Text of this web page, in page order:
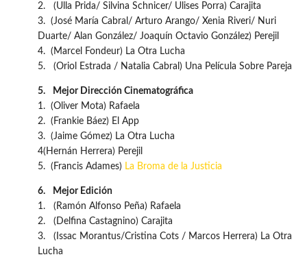
2. (Ulla Prida/ Silvina Schnicer/ Ulises Porra) Carajita
3. (José María Cabral/ Arturo Arango/ Xenia Riveri/ Nuri
Duarte/ Alan González/ Joaquín Octavio González) Perejil
4. (Marcel Fondeur) La Otra Lucha
5. (Oriol Estrada / Natalia Cabral) Una Película Sobre Pareja
5.
Mejor Dirección Cinematográfica
1. (Oliver Mota) Rafaela
2. (Frankie Báez) El App
3. (Jaime Gómez) La Otra Lucha
4(Hernán Herrera) Perejil
5. (Francis Adames) La Broma de la Justicia
6.
Mejor Edición
1. (Ramón Alfonso Peña) Rafaela
2. (Delfina Castagnino) Carajita
3. (Issac Morantus/Cristina Cots / Marcos Herrera) La Otra
Lucha